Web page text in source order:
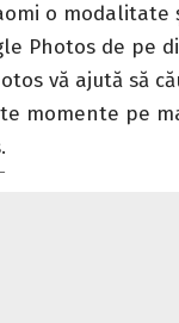
o modalitate
Photos de pe
vă ajută să
momente pe